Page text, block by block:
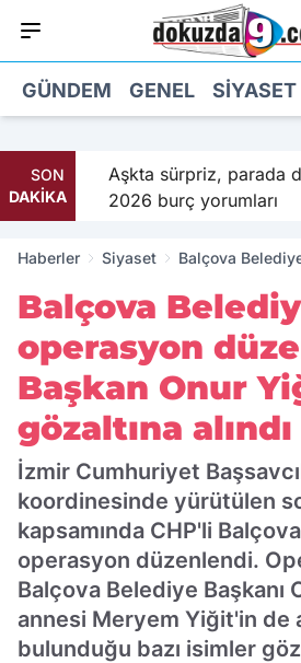
GÜNDEM GENEL SIYASET
SON
DAKİKA
Aşkta sürpriz, parada
2026 burç yorumları
Haberler Siyaset
Balçova
alındı
Balçova
operasyon
Başkan Onur
gözaltına alındı
İzmir Cumhuriyet
koordinesinde yürütülen
kapsamında CHP'li
operasyon düzenlendi.
Balçova Belediye Başkanı
annesi Meryem Yiğit'in de
bulunduğu bazı isimler